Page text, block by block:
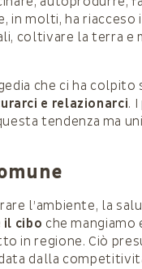
in molti, ha riacceso
coltivare la terra e
che ci ha colpito
e relazionarci.
tendenza ma
l’ambiente, la
cibo che mangiamo
in regione. Ciò
dalla